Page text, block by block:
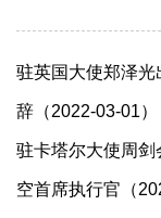
驻英国大使郑泽
辞（2022-03-01）
驻卡塔尔大使周
空首席执行官（